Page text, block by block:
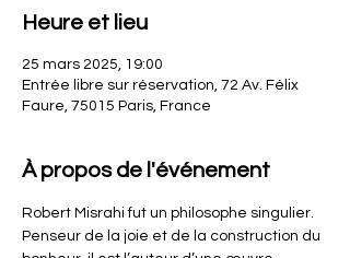
Heure et lieu
25 mars 2025, 19:00
Entrée libre sur réservation, 72 Av. Félix
Faure, 75015 Paris, France
À propos de l'événement
Robert Misrahi fut un philosophe singulier.
Penseur de la joie et de la construction du